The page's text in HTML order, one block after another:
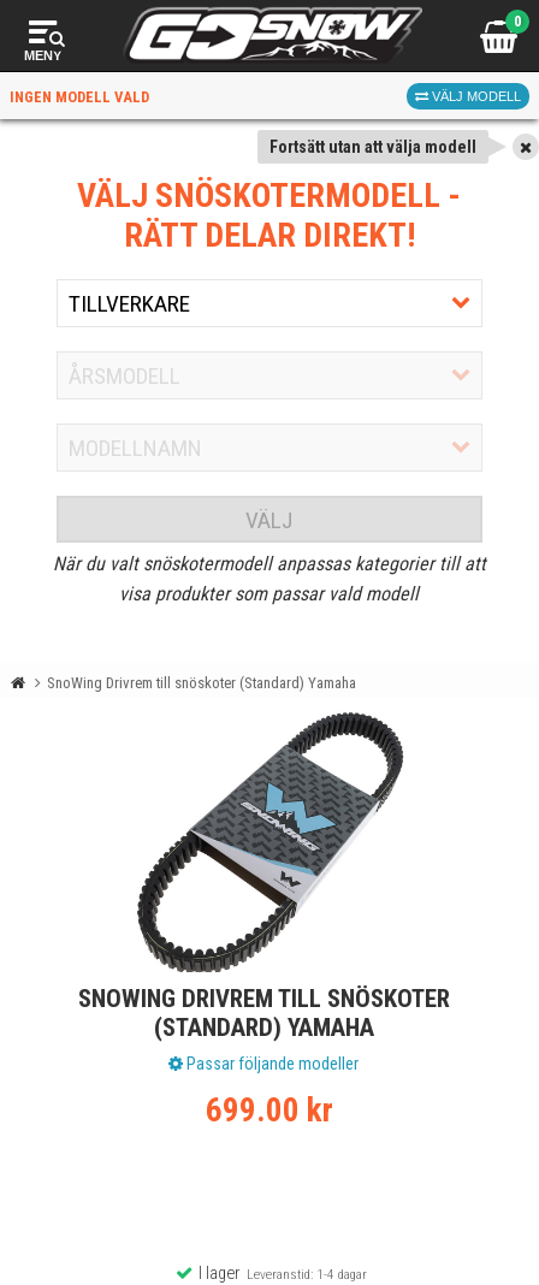
MENY
0
INGEN MODELL VALD VÄLJ MODELL
Fortsätt utan att välja modell
VÄLJ SNÖSKOTERMODELL -
RÄTT DELAR DIREKT!
VÄLJ
När du valt snöskotermodell anpassas kategorier till att
visa produkter som passar vald modell
SnoWing Drivrem till snöskoter (Standard) Yamaha
SNOWING DRIVREM TILL SNÖSKOTER
(STANDARD) YAMAHA
Passar följande modeller
699.00 kr
I lagerLeveranstid: 1-4 dagar